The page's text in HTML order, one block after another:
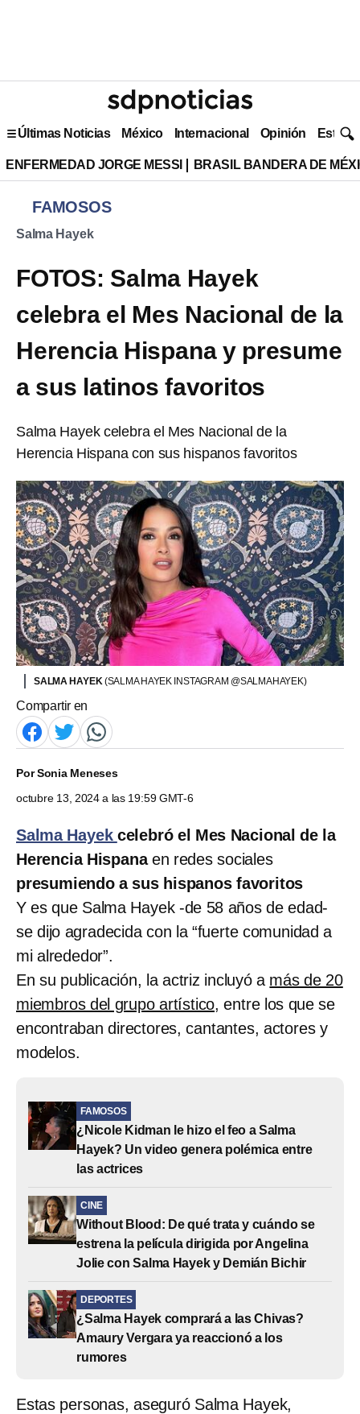
Últimas Noticias México Internacional Opinión Estilo
ENFERMEDAD JORGE MESSI BRASIL BANDERA DE
FAMOSOS
Salma Hayek
FOTOS: Salma Hayek
celebra el Mes Nacional de la
Herencia Hispana y presume
a sus latinos favoritos
Salma Hayek celebra el Mes Nacional de la
Herencia Hispana con sus hispanos favoritos
SALMA HAYEK(SALMA HAYEK INSTAGRAM @SALMAHAYEK)
Compartir en
PorSonia Meneses
octubre 13, 2024 a las 19:59 GMT-6
Salma Hayek celebró el Mes Nacional de la
Herencia Hispanaen redes sociales
presumiendo a sus hispanos favoritos
Y es que Salma Hayek -de 58 años de edad-
se dijo agradecida con la “fuerte comunidad a
mi alrededor”.
En su publicación, la actriz incluyó a más de 20
miembros del grupo artístico, entre los que se
encontraban directores, cantantes, actores y
modelos.
FAMOSOS
¿Nicole Kidman le hizo el feo a Salma
Hayek? Un video genera polémica entre
las actrices
CINE
Without Blood: De qué trata y cuándo se
estrena la película dirigida por Angelina
Jolie con Salma Hayek y Demián Bichir
DEPORTES
¿Salma Hayek comprará a las Chivas?
Amaury Vergara ya reaccionó a los
rumores
Estas personas, aseguró Salma Hayek,